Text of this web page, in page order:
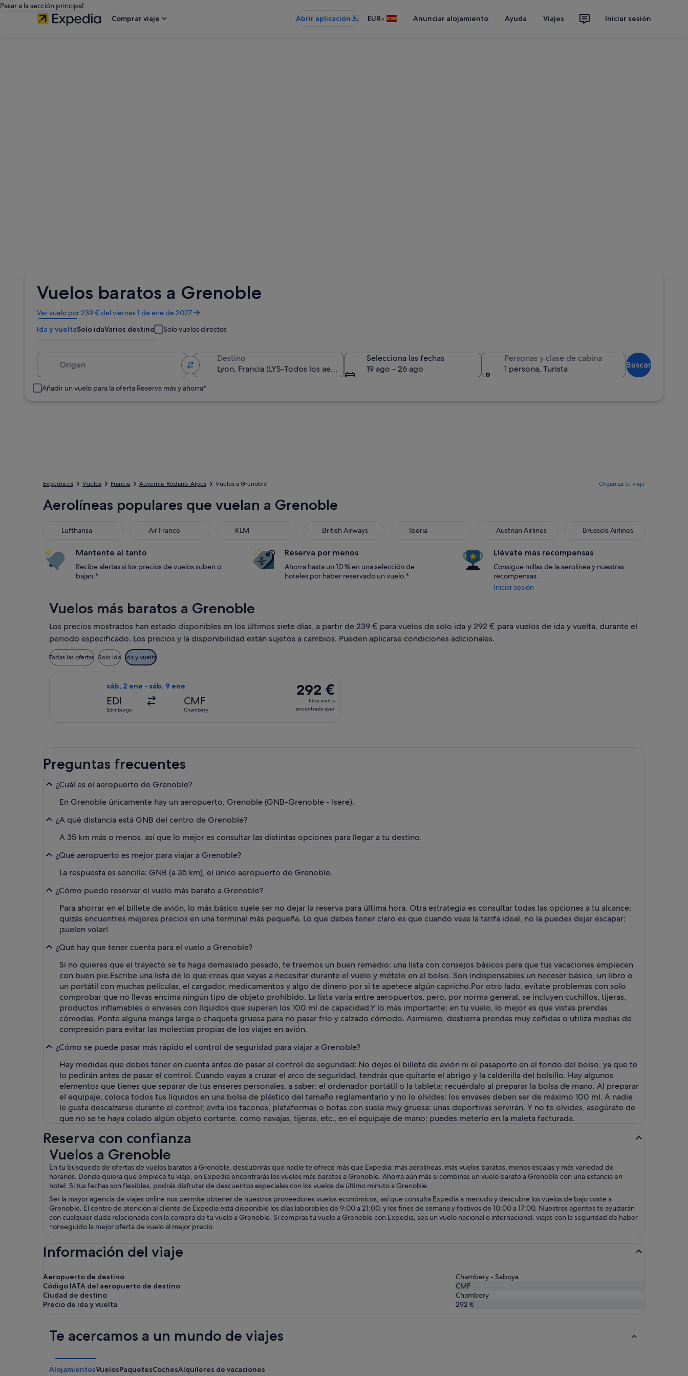
Pasar a la sección principal
Comprar viaje
Abrir aplicación EUR• Anunciar alojamiento Ayuda Viajes Iniciar sesión
Vuelos baratos a Grenoble
Ver vuelo por 239 € del viernes 1 de ene de 2027
Se
abre
en
nueva
Ida y vueltaSolo idaVarios destinos Solo vuelos directos
Destino
Selecciona las fechas
19 ago - 26 ago
Personas y clase de cabina
1 persona, Turista
Buscar
Añadir un vuelo para la oferta Reserva más y ahorra*
Expedia.es Vuelos Francia Auvernia-Ródano-Alpes Vuelos a Grenoble Organiza tu viaje
Aerolíneas populares que vuelan a Grenoble
Lufthansa
Lufthansa Air France
Air France KLM British Airways
British Airways Iberia
Iberia Austrian Airlines
Austrian Airlines Brussels Airlines
Brussels Airlines
Mantente al tanto
Recibe alertas si los precios de vuelos suben o
bajan.*
Reserva por menos
Ahorra hasta un 10 % en una selección de
hoteles por haber reservado un vuelo.*
Llévate más recompensas
Consigue millas de la aerolínea y nuestras
recompensas.
Iniciar sesión
Vuelos más baratos a Grenoble
Los precios mostrados han estado disponibles en los últimos siete días, a partir de 239 € para vuelos de solo ida y 292 € para vuelos de ida y vuelta, durante el
periodo especificado. Los precios y la disponibilidad están sujetos a cambios. Pueden aplicarse condiciones adicionales.
Todas las ofertas Solo ida Ida y vuelta
sáb, 2 ene - sáb, 9 ene
EDI
Edimburgo
CMF
Chambéry
292 €
Ida
y
292 €
Ida y vuelta
encontrado ayer
Preguntas frecuentes
¿Cuál es el aeropuerto de Grenoble?
En Grenoble únicamente hay un aeropuerto, Grenoble (GNB-Grenoble - Isere).
¿A qué distancia está GNB del centro de Grenoble?
A 35 km más o menos, así que lo mejor es consultar las distintas opciones para llegar a tu destino.
¿Qué aeropuerto es mejor para viajar a Grenoble?
La respuesta es sencilla: GNB (a 35 km), el único aeropuerto de Grenoble.
¿Cómo puedo reservar el vuelo más barato a Grenoble?
Para ahorrar en el billete de avión, lo más básico suele ser no dejar la reserva para última hora. Otra estrategia es consultar todas las opciones a tu alcance:
quizás encuentres mejores precios en una terminal más pequeña. Lo que debes tener claro es que cuando veas la tarifa ideal, no la puedes dejar escapar:
¡suelen volar!
¿Qué hay que tener cuenta para el vuelo a Grenoble?
Si no quieres que el trayecto se te haga demasiado pesado, te traemos un buen remedio: una lista con consejos básicos para que tus vacaciones empiecen
con buen pie.Escribe una lista de lo que creas que vayas a necesitar durante el vuelo y mételo en el bolso. Son indispensables un neceser básico, un libro o
un portátil con muchas películas, el cargador, medicamentos y algo de dinero por si te apetece algún capricho.Por otro lado, evítate problemas con solo
comprobar que no llevas encima ningún tipo de objeto prohibido. La lista varía entre aeropuertos, pero, por norma general, se incluyen cuchillos, tijeras,
productos inflamables o envases con líquidos que superen los 100 ml de capacidad.Y lo más importante: en tu vuelo, lo mejor es que vistas prendas
cómodas. Ponte alguna manga larga o chaqueta gruesa para no pasar frío y calzado cómodo. Asimismo, destierra prendas muy ceñidas o utiliza medias de
compresión para evitar las molestias propias de los viajes en avión.
¿Cómo se puede pasar más rápido el control de seguridad para viajar a Grenoble?
Hay medidas que debes tener en cuenta antes de pasar el control de seguridad: No dejes el billete de avión ni el pasaporte en el fondo del bolso, ya que te
lo pedirán antes de pasar el control. Cuando vayas a cruzar el arco de seguridad, tendrás que quitarte el abrigo y la calderilla del bolsillo. Hay algunos
elementos que tienes que separar de tus enseres personales, a saber: el ordenador portátil o la tableta; recuérdalo al preparar la bolsa de mano. Al preparar
el equipaje, coloca todos tus líquidos en una bolsa de plástico del tamaño reglamentario y no lo olvides: los envases deben ser de máximo 100 ml. A nadie
le gusta descalzarse durante el control; evita los tacones, plataformas o botas con suela muy gruesa: unas deportivas servirán. Y no te olvides, asegúrate de
que no se te haya colado algún objeto cortante, como navajas, tijeras, etc., en el equipaje de mano; puedes meterlo en la maleta facturada.
Reserva con confianza
Vuelos a Grenoble
En tu búsqueda de ofertas de vuelos baratos a Grenoble, descubrirás que nadie te ofrece más que Expedia: más aerolíneas, más vuelos baratos, menos escalas y más variedad de
horarios. Donde quiera que empiece tu viaje, en Expedia encontrarás los vuelos más baratos a Grenoble. Ahorra aún más si combinas un vuelo barato a Grenoble con una estancia en
hotel. Si tus fechas son flexibles, podrás disfrutar de descuentos especiales con los vuelos de último minuto a Grenoble.
Ser la mayor agencia de viajes online nos permite obtener de nuestros proveedores vuelos económicos, así que consulta Expedia a menudo y descubre los vuelos de bajo coste a
Grenoble. El centro de atención al cliente de Expedia está disponible los días laborables de 9:00 a 21:00, y los fines de semana y festivos de 10:00 a 17:00. Nuestros agentes te ayudarán
con cualquier duda relacionada con la compra de tu vuelo a Grenoble. Si compras tu vuelo a Grenoble con Expedia, sea un vuelo nacional o internacional, viajas con la seguridad de haber
conseguido la mejor oferta de vuelo al mejor precio.
Vuelos a Grenoble
Información del viaje
Aeropuerto de destino
Chambery - Saboya
Código IATA del aeropuerto de destino
CMF
Ciudad de destino
Chambery
Precio de ida y vuelta
292 €
Te acercamos a un mundo de viajes
AlojamientosVuelosPaquetesCochesAlquileres de vacaciones